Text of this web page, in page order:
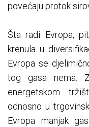
povećaju protok
Šta radi Evropa,
krenula u
Evropa se
tog gasa nema.
energetskom
odnosno u
Evropa manjak